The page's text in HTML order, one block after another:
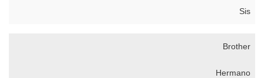
Sis
Brother
Hermano